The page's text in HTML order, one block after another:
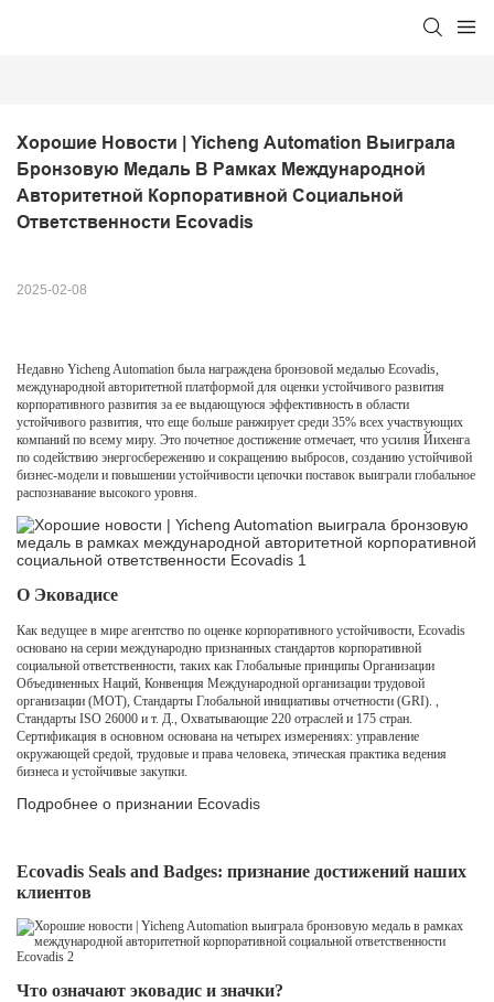
Хорошие Новости | Yicheng Automation Выиграла
Бронзовую Медаль В Рамках Международной
Авторитетной Корпоративной Социальной
Ответственности Ecovadis
2025-02-08
Недавно Yicheng Automation была награждена бронзовой медалью Ecovadis,
международной авторитетной платформой для оценки устойчивого развития
корпоративного развития за ее выдающуюся эффективность в области
устойчивого развития, что еще больше ранжирует среди 35% всех участвующих
компаний по всему миру. Это почетное достижение отмечает, что усилия Йихенга
по содействию энергосбережению и сокращению выбросов, созданию устойчивой
бизнес-модели и повышении устойчивости цепочки поставок выиграли глобальное
распознавание высокого уровня.
О Эковадисе
Как ведущее в мире агентство по оценке корпоративного устойчивости, Ecovadis
основано на серии международно признанных стандартов корпоративной
социальной ответственности, таких как Глобальные принципы Организации
Объединенных Наций, Конвенция Международной организации трудовой
организации (МОТ), Стандарты Глобальной инициативы отчетности (GRI). ,
Стандарты ISO 26000 и т. Д., Охватывающие 220 отраслей и 175 стран.
Сертификация в основном основана на четырех измерениях: управление
окружающей средой, трудовые и права человека, этическая практика ведения
бизнеса и устойчивые закупки.
Подробнее о признании Ecovadis
Ecovadis Seals and Badges: признание достижений наших
клиентов
Что означают эковадис и значки?